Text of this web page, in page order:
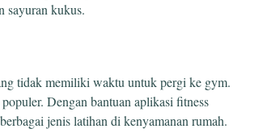
sayuran kukus.
tidak memiliki waktu untuk pergi ke gym.
Dengan bantuan aplikasi fitness
jenis latihan di kenyamanan rumah.